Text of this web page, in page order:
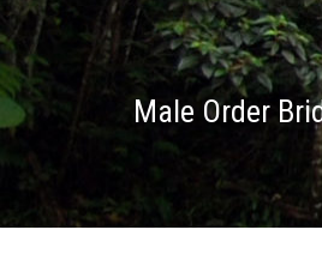
Male Order